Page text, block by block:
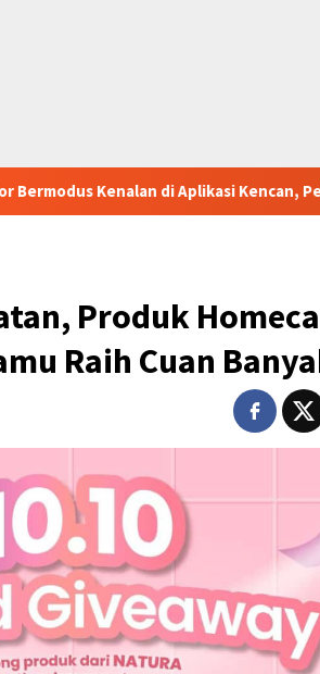
Kencan, Pelaku Diringkus di Ciputat
Produk
Raih Cuan